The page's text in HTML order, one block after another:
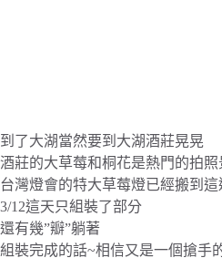
到了大湖當然要到大湖酒莊晃晃
酒莊的大草莓和桐花是熱門的拍照
台灣燈會的特大草莓燈已經搬到這
3/12這天只組裝了部分
還有幾”瓣”躺著
組裝完成的話~相信又是一個搶手